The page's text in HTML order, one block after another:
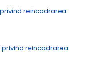
privind reincadrarea
privind reincadrarea